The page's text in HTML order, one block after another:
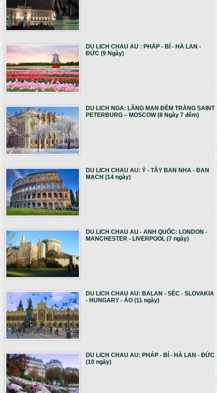
DU LICH CHAU AU : PHÁP - BỈ - HÀ LAN -
ĐỨC (9 Ngày)
DU LICH NGA: LÃNG MẠN ĐÊM TRẮNG SAINT
PETERBURG – MOSCOW (8 Ngày 7 đêm)
DU LICH CHAU AU: Ý - TÂY BAN NHA - ĐAN
MẠCH (14 ngày)
DU LỊCH CHAU AU - ANH QUỐC: LONDON -
MANCHESTER - LIVERPOOL (7 ngày)
DU LICH CHAU AU: BALAN - SÉC - SLOVAKIA
- HUNGARY - ÁO (11 ngày)
DU LICH CHAU AU: PHÁP - BỈ - HÀ LAN - ĐỨC
(10 ngày)